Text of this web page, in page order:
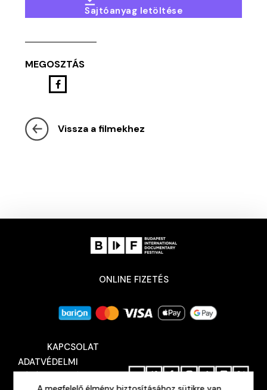
Sajtóanyag letöltése
MEGOSZTÁS
Vissza a filmekhez
ONLINE FIZETÉS
KAPCSOLAT
ADATVÉDELMI